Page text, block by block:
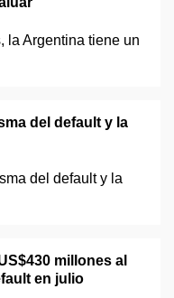
del default y la
millones al
en julio